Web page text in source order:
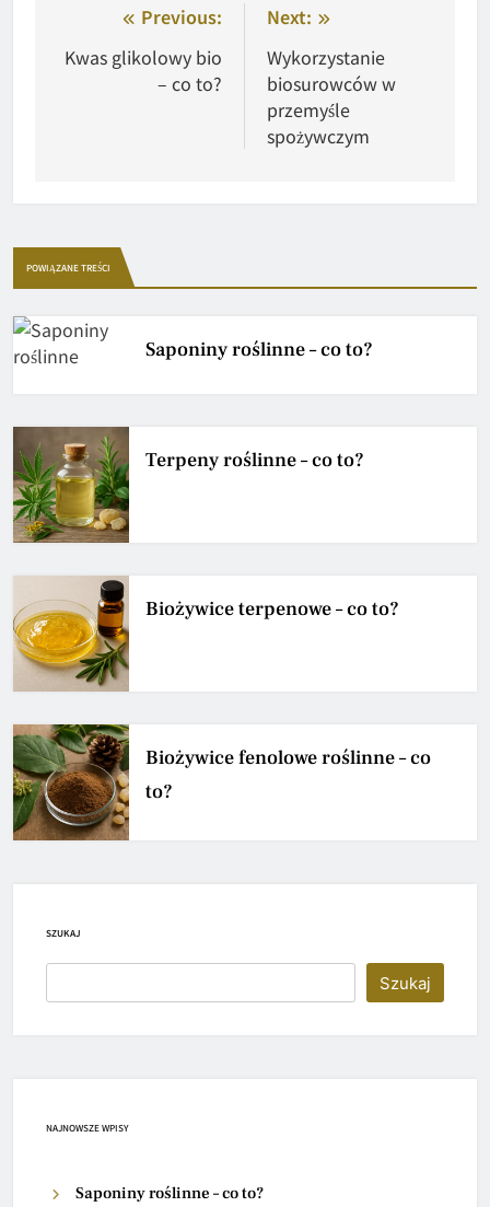
Nawigacja
wpisu
Previous:
Kwas glikolowy bio
– co to?
Next:
Wykorzystanie
biosurowców w
przemyśle
spożywczym
POWIĄZANE TREŚCI
Saponiny roślinne – co to?
Terpeny roślinne – co to?
Biożywice terpenowe – co to?
Biożywice fenolowe roślinne – co
to?
SZUKAJ
Szukaj
NAJNOWSZE WPISY
Saponiny roślinne – co to?